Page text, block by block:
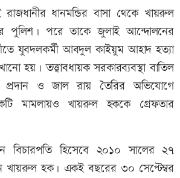
ধানমন্ডির বাসা থেকে খায়রুল
পুলিশ। পরে তাকে জুলাই আন্দোলনের
যুবদলকর্মী আবদুল কাইয়ুম আহাদ হত্যা
হয়। তত্ত্বাবধায়ক সরকারব্যবস্থা বাতিল
ও জাল রায় তৈরির অভিযোগে
মামলায়ও খায়রুল হককে গ্রেফতার
বিচারপতি হিসেবে ২০১০ সালের ২৭
খায়রুল হক। একই বছরের ৩০ সেপ্টেম্বর